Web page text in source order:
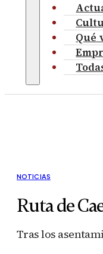
Qué
NOTICIAS
Ruta de
Tras los